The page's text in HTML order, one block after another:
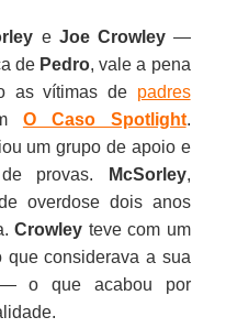
e Joe Crowley—
de Pedro, vale a pena
as vítimas de padres
O Caso Spotlight.
um grupo de apoio e
provas.
McSorley,
overdose dois anos
Crowley teve com um
que considerava a sua
— o que acabou por